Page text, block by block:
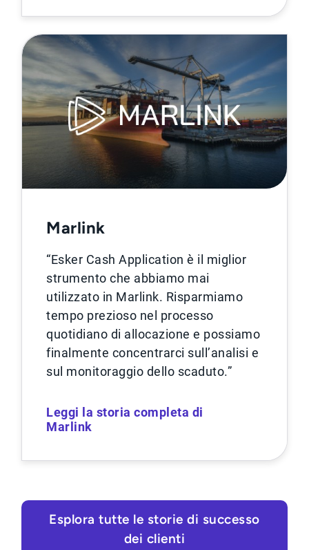
Marlink
“Esker Cash Application è il miglior
strumento che abbiamo mai
utilizzato in Marlink. Risparmiamo
tempo prezioso nel processo
quotidiano di allocazione e possiamo
finalmente concentrarci sull’analisi e
sul monitoraggio dello scaduto.”
Leggi la storia completa di
Marlink
Esplora tutte le storie di successo
dei clienti